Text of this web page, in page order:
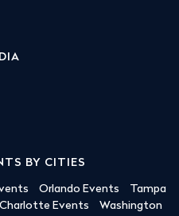
BY CITIES
Orlando Events
Tampa
Charlotte Events
Washington